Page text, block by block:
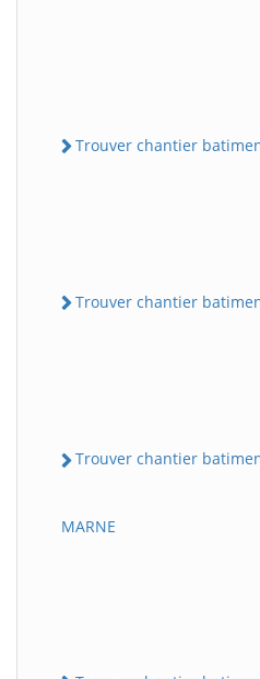
Trouver chantier
Trouver chantier
Trouver chantier
MARNE